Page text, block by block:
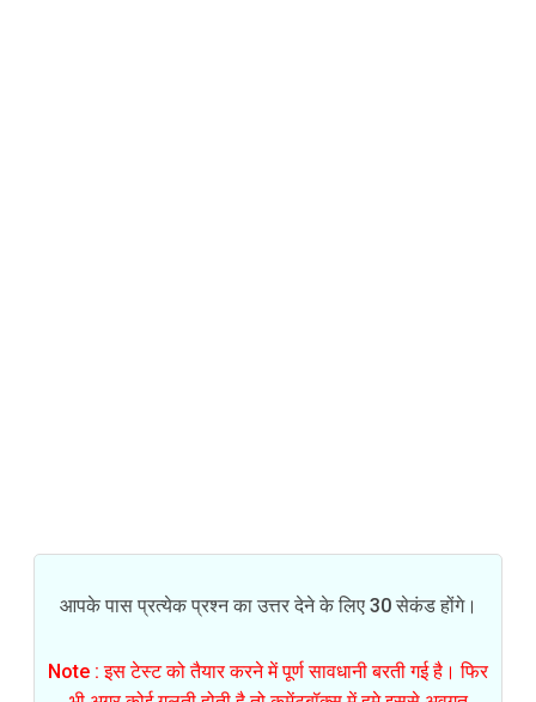
आपके पास प्रत्येक प्रश्न का उत्तर देने के लिए 30 सेकंड होंगे।
Note : इस टेस्ट को तैयार करने में पूर्ण सावधानी बरती गई है। फिर